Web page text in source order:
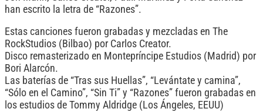
han escrito la letra de “Razones”.
Estas canciones fueron grabadas y mezcladas en The
RockStudios (Bilbao) por Carlos Creator.
Disco remasterizado en Montepríncipe Estudios (Madrid) por
Bori Alarcón.
Las baterías de “Tras sus Huellas”, “Levántate y camina”,
“Sólo en el Camino”, “Sin Ti” y “Razones” fueron grabadas en
los estudios de Tommy Aldridge (Los Ángeles, EEUU)